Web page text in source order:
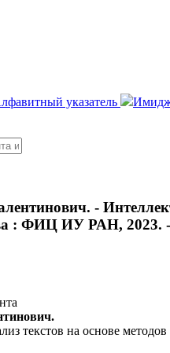
указатель
-
: ФИЦ ИУ РАН, 2023. -
текстов на основе